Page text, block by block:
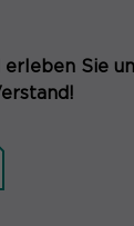
Sie